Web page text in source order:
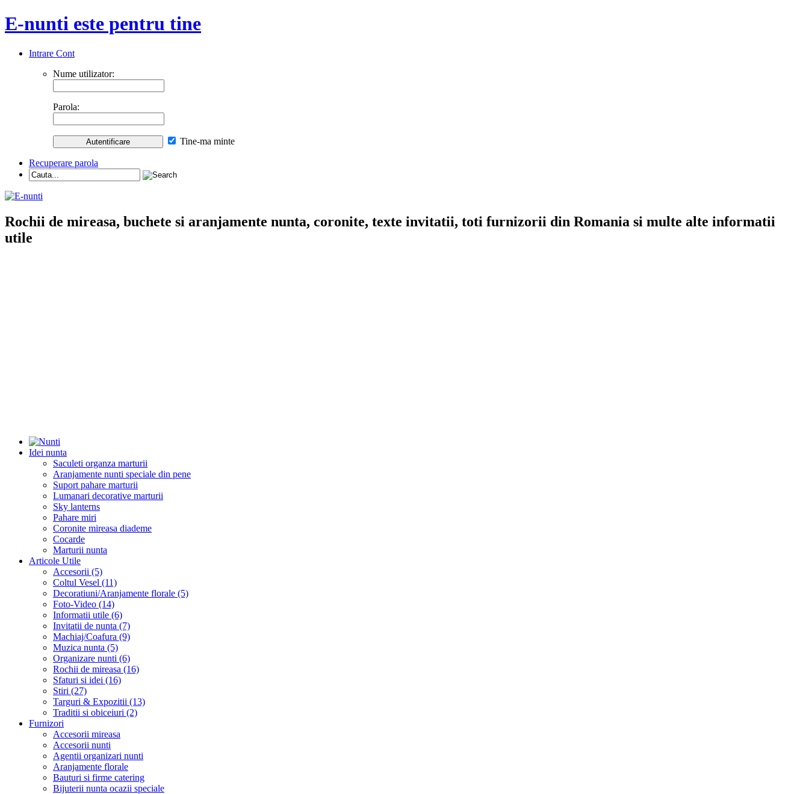
E-nunti este pentru tine
Intrare Cont
Nume utilizator:
Parola:
Tine-ma minte
Recuperare parola
Rochii de mireasa, buchete si aranjamente nunta, coronite, texte invitatii, toti furnizorii din Romania si multe alte informatii
utile
Idei nunta
Saculeti organza marturii
Aranjamente nunti speciale din pene
Suport pahare marturii
Lumanari decorative marturii
Sky lanterns
Pahare miri
Coronite mireasa diademe
Cocarde
Marturii nunta
Articole Utile
Accesorii (5)
Coltul Vesel (11)
Decoratiuni/Aranjamente florale (5)
Foto-Video (14)
Informatii utile (6)
Invitatii de nunta (7)
Machiaj/Coafura (9)
Muzica nunta (5)
Organizare nunti (6)
Rochii de mireasa (16)
Sfaturi si idei (16)
Stiri (27)
Targuri & Expozitii (13)
Traditii si obiceiuri (2)
Furnizori
Accesorii mireasa
Accesorii nunti
Agentii organizari nunti
Aranjamente florale
Bauturi si firme catering
Bijuterii nunta ocazii speciale